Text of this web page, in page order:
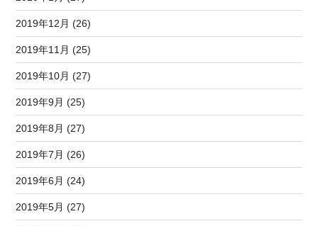
2019年12月 (26)
2019年11月 (25)
2019年10月 (27)
2019年9月 (25)
2019年8月 (27)
2019年7月 (26)
2019年6月 (24)
2019年5月 (27)